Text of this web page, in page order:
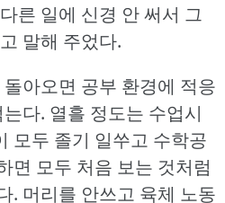
른 일에 신경 안 써서 그
말해 주었다.
아오면 공부 환경에 적응
다. 열흘 정도는 수업시
모두 졸기 일쑤고 수학공
면 모두 처음 보는 것처럼
. 머리를 안쓰고 육체 노동